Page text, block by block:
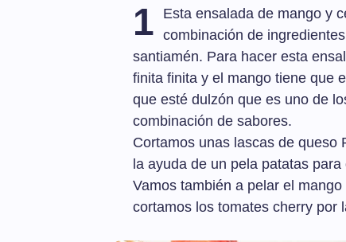
1
Esta ensalada de mango y
combinación de
santiamén. Para hacer esta
finita finita y el mango tiene que
que esté dulzón que es uno de
combinación de sabores.
Cortamos unas lascas de queso
la ayuda de un pela patatas
Vamos también a pelar el
cortamos los tomates cherry por